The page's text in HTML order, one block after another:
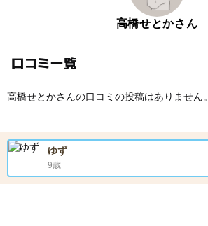
高橋せとかさん
口コミ一覧
高橋せとかさんの口コミの投稿はありません。
ゆず
9歳